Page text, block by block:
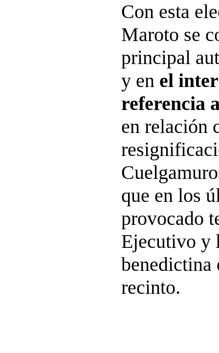
Con esta
Maroto se
principal
y en el
referencia
en relación
que en los
provocado
Ejecutivo y
benedictina
recinto.